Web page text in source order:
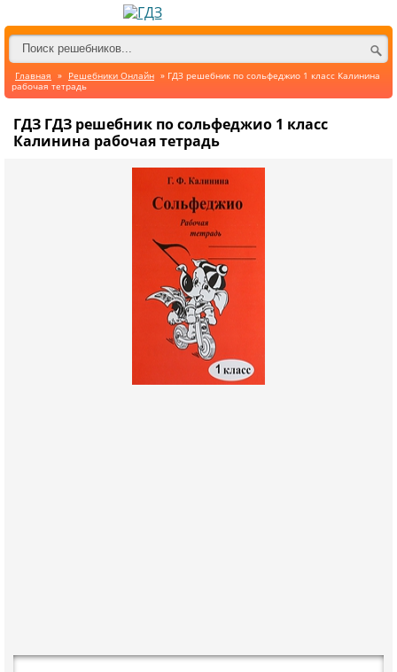
Главная » Решебники Онлайн » ГДЗ решебник по сольфеджио 1 класс Калинина
рабочая тетрадь
ГДЗ ГДЗ решебник по сольфеджио 1 класс
Калинина рабочая тетрадь